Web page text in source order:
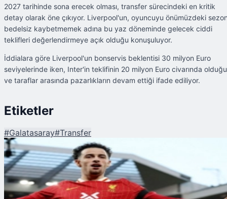
2027 tarihinde sona erecek olması, transfer sürecindeki en kritik
detay olarak öne çıkıyor. Liverpool'un, oyuncuyu önümüzdeki
bedelsiz kaybetmemek adına bu yaz döneminde gelecek ciddi
teklifleri değerlendirmeye açık olduğu konuşuluyor.
İddialara göre Liverpool'un bonservis beklentisi 30 milyon Euro
seviyelerinde iken, Inter'in teklifinin 20 milyon Euro civarında olduğu
ve taraflar arasında pazarlıkların devam ettiği ifade ediliyor.
Etiketler
#Galatasaray#Transfer
Şu An Okunan